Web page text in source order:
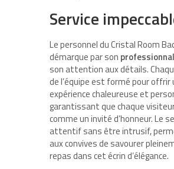
Service
Le personnel du Cristal Room
démarque par son
son attention aux détails.
de l’équipe est formé pour offrir
expérience chaleureuse et
garantissant que chaque
comme un invité d’honneur. Le
attentif sans être intrusif,
aux convives de savourer
repas dans cet écrin d’élégance.